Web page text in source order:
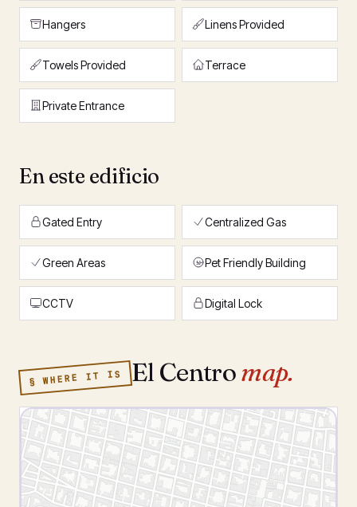
Hangers Linens Provided
Towels Provided Terrace
Private Entrance
En este edificio
Gated Entry Centralized Gas
Green Areas Pet Friendly Building
CCTV Digital Lock
§ WHERE IT IS El Centromap.